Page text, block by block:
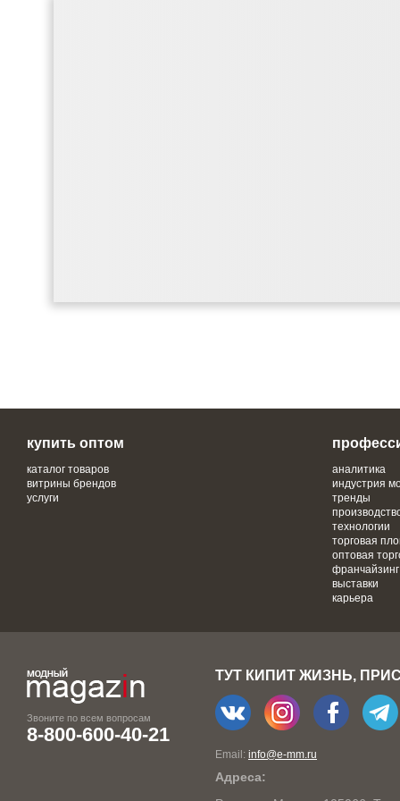
купить оптом
каталог товаров
витрины брендов
услуги
аналитика
индустрия
тренды
технологии
торговая
оптовая
франчайзинг
выставки
карьера
Звоните по всем вопросам
8-800-600-40-21
ТУТ КИПИТ ЖИЗНЬ,
Email: info@e-mm.ru
Адреса: